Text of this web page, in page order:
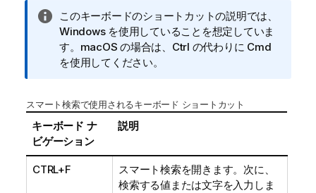
情
報
メ
モ
このキーボードのショートカットの説明では、
Windowsを使用していることを想定していま
す。 macOS の場合は、Ctrl の代わりに Cmd
を使用してください。
スマート検索で使用されるキーボード ショートカット
キーボード ナ
ビゲーション
説明
CTRL+F
スマート検索を開きます。次に、
検索する値または文字を入力しま